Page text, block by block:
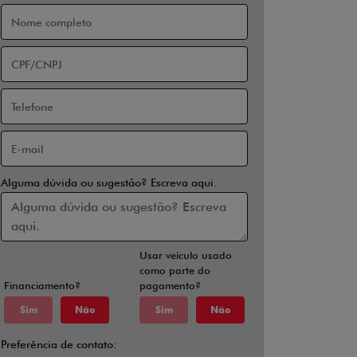
Alguma dúvida ou sugestão? Escreva aqui.
Financiamento?
Sim Não
Usar veículo usado
como parte do
pagamento?
Sim Não
Preferência de contato: